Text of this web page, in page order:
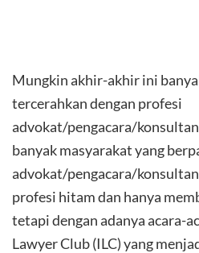
Mungkin akhir-akhir ini
tercerahkan dengan profesi
advokat/pengacara/
banyak masyarakat yang
advokat/pengacara/
profesi hitam dan hanya
tetapi dengan adanya acara-
Lawyer Club (ILC) yang